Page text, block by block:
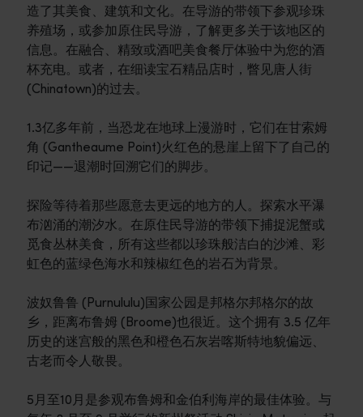
造了其美食、建筑和文化。在导游的带领下参观珍珠
养殖场，或参加原住民导游，了解更多关于该地区的
信息。在融合、精致或酒吧美食餐厅体验中为您的酒
杯充电。或者，在细读宝石精品店时，瞥见唐人街
(Chinatown)的过去。
1.3亿多年前，当恐龙在地球上漫游时，它们在甘索姆
角 (Gantheaume Point)火红色的悬崖上留下了自己的
印记——退潮时回溯它们的脚步。
探险等待着那些愿意去更远的地方的人。探索水平瀑
布汹涌的潮汐水。在原住民导游的带领下捕捉泥蟹或
觅食丛林美食，所有这些都以珍珠般洁白的沙滩、彩
虹色的蓝绿色海水和辣椒红色的岩石为背景。
波奴鲁鲁 (Purnululu)国家公园是邦格尔邦格尔的故
乡，距离布鲁姆 (Broome)也很近。这个拥有 3.5 亿年
历史的迷宫般的黑色和橙色石灰岩喀斯特地貌偏远、
古老而令人敬畏。
5月至10月是参观布鲁姆和金伯利海岸的最佳体验。与